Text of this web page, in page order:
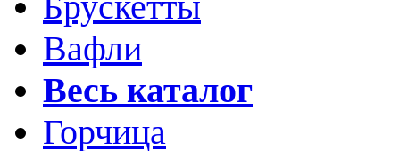
Вафли
Весь каталог
Горчица